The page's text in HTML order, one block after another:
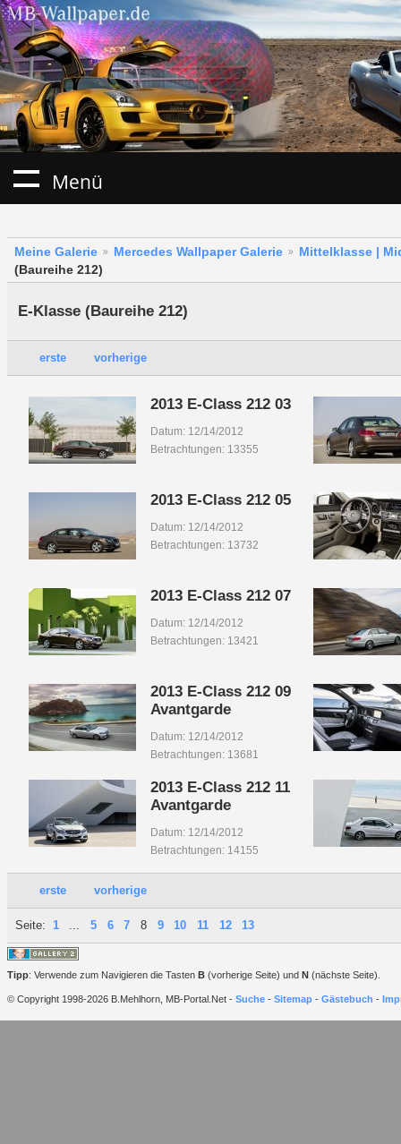
Menü
Meine Galerie Mercedes Wallpaper Galerie
Mittelklasse |
(Baureihe 212)
E-Klasse (Baureihe 212)
erste vorherige
2013 E-Class 212 03
Datum: 12/14/2012
Betrachtungen: 13355
2013 E-Class 212 05
Datum: 12/14/2012
Betrachtungen: 13732
2013 E-Class 212 07
Datum: 12/14/2012
Betrachtungen: 13421
2013 E-Class 212 09
Avantgarde
Datum: 12/14/2012
Betrachtungen: 13681
2013 E-Class 212 11
Avantgarde
Datum: 12/14/2012
Betrachtungen: 14155
erste vorherige
Seite: 1 ... 5 6 7 8 9 10 11 12 13
Tipp: Verwende zum Navigieren die Tasten B (vorherige Seite) und N (nächste Seite).
© Copyright 1998-2026 B.Mehlhorn, MB-Portal.Net - Suche - Sitemap - Gästebuch -